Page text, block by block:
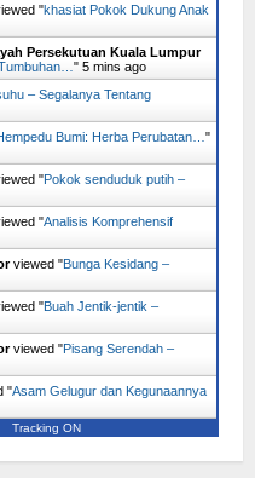
"khasiat Pokok Dukung Anak
Persekutuan Kuala Lumpur
" 5 mins ago
– Segalanya Tentang
Bumi: Herba Perubatan… "
"Pokok senduduk putih –
"Analisis Komprehensif
viewed "Bunga Kesidang –
"Buah Jentik-jentik –
viewed "Pisang Serendah –
"Asam Gelugur dan Kegunaannya
Tracking ON